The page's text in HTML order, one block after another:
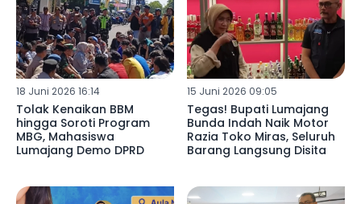
18 Juni 2026 16:14
Tolak Kenaikan BBM
hingga Soroti Program
MBG, Mahasiswa
Lumajang Demo DPRD
15 Juni 2026 09:05
Tegas! Bupati Lumajang
Bunda Indah Naik Motor
Razia Toko Miras, Seluruh
Barang Langsung Disita